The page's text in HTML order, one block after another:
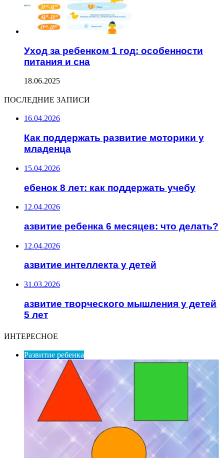
Уход за ребенком 1 год: особенности
питания и сна
18.06.2025
ПОСЛЕДНИЕ ЗАПИСИ
16.04.2026
Как поддержать развитие моторики у
младенца
15.04.2026
ебенок 8 лет: как поддержать учебу
12.04.2026
азвитие ребенка 6 месяцев: что делать?
12.04.2026
азвитие интеллекта у детей
31.03.2026
азвитие творческого мышления у детей
5 лет
ИНТЕРЕСНОЕ
Развитие ребенка